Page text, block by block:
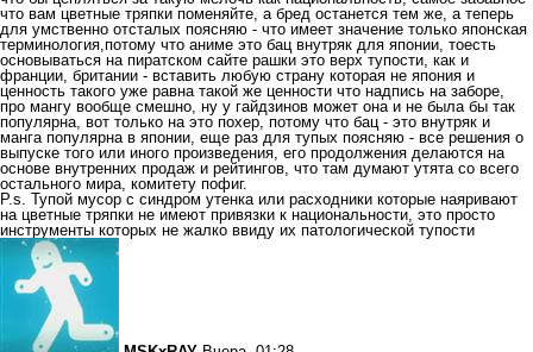
что вам цветные тряпки поменяйте, а бред останется тем же, а теперь
для умственно отсталых поясняю - что имеет значение только японская
терминология,потому что аниме это бац внутряк для японии, тоесть
основываться на пиратском сайте рашки это верх тупости, как и
франции, британии - вставить любую страну которая не япония и
ценность такого уже равна такой же ценности что надпись на заборе,
про мангу вообще смешно, ну у гайдзинов может она и не была бы так
популярна, вот только на это похер, потому что бац - это внутряк и
манга популярна в японии, еще раз для тупых поясняю - все решения о
выпуске того или иного произведения, его продолжения делаются на
основе внутренних продаж и рейтингов, что там думают утята со всего
остального мира, комитету пофиг.
P.s. Тупой мусор с синдром утенка или расходники которые наяривают
на цветные тряпки не имеют привязки к национальности, это просто
инструменты которых не жалко ввиду их патологической тупости